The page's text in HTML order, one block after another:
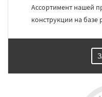
Ассортимент нашей
конструкции на базе